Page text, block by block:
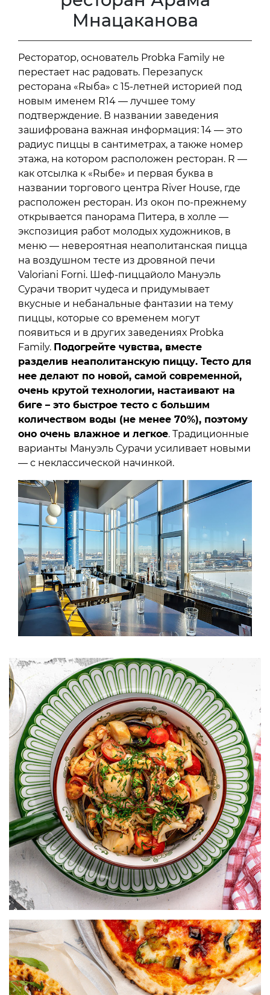
Мнацаканова
Ресторатор, основатель Probka Family не
перестает нас радовать. Перезапуск
ресторана «Rыба» с 15-летней историей под
новым именем R14 — лучшее тому
подтверждение. В названии заведения
зашифрована важная информация: 14 — это
радиус пиццы в сантиметрах, а также номер
этажа, на котором расположен ресторан. R —
как отсылка к «Rыбе» и первая буква в
названии торгового центра River House, где
расположен ресторан. Из окон по-прежнему
открывается панорама Питера, в холле —
экспозиция работ молодых художников, в
меню — невероятная неаполитанская пицца
на воздушном тесте из дровяной печи
Valoriani Forni. Шеф-пиццайоло Мануэль
Сурачи творит чудеса и придумывает
вкусные и небанальные фантазии на тему
пиццы, которые со временем могут
появиться и в других заведениях Probka
Family. Подогрейте чувства, вместе
разделив неаполитанскую пиццу. Тесто для
нее делают по новой, самой современной,
очень крутой технологии, настаивают на
биге – это быстрое тесто с большим
количеством воды (не менее 70%), поэтому
оно очень влажное и легкое. Традиционные
варианты Мануэль Сурачи усиливает новыми
— с неклассической начинкой.